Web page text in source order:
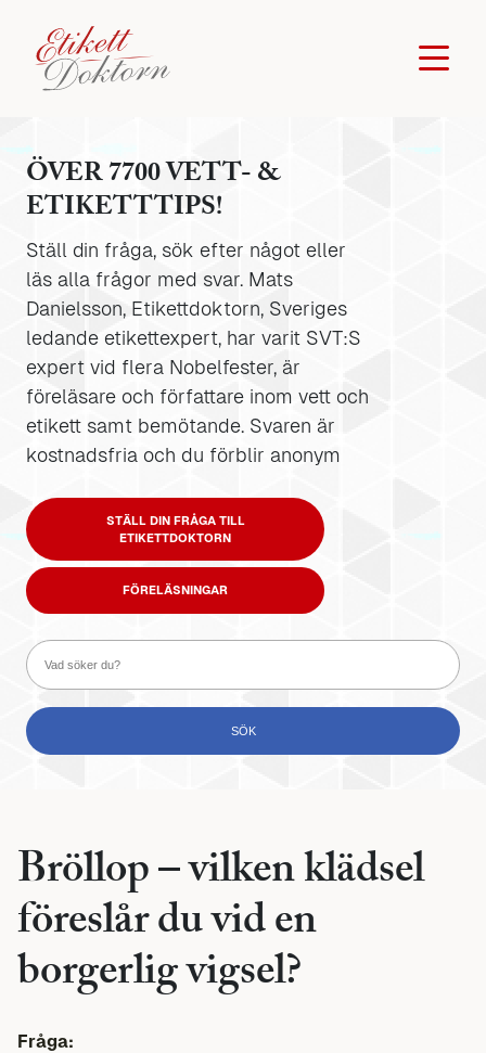
ÖVER 7700 VETT- &
ETIKETTTIPS!
Ställ din fråga, sök efter något eller
läs alla frågor med svar. Mats
Danielsson, Etikettdoktorn, Sveriges
ledande etikettexpert, har varit SVT:S
expert vid flera Nobelfester, är
föreläsare och författare inom vett och
etikett samt bemötande. Svaren är
kostnadsfria och du förblir anonym
STÄLL DIN FRÅGA TILL
ETIKETTDOKTORN
FÖRELÄSNINGAR
Bröllop – vilken klädsel
föreslår du vid en
borgerlig vigsel?
Fråga: